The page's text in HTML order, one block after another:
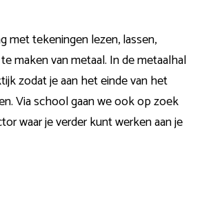
met tekeningen lezen, lassen,
maken vanmetaal. In de metaalhal
zodat je aan het einde van het
Via school gaan we ook op zoek
waar je verder kunt werken aan je